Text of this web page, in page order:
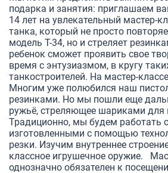
подарка и занятия: приглашаем
14 лет на увлекательный мастер-
танка, который не просто
модель Т-34, но и стреляет
ребенок сможет проявить свое
время с энтузиазмом, в кругу
танкостроителей. На мастер-
Многим уже полюбился наш
резинками. Но мы пошли еще
ружьё, стреляющее шариками для
Традиционно, мы будем работать
изготовленными с помощью
резки. Изучим внутреннее
классное игрушечное оружие.
однозначно обязателен к